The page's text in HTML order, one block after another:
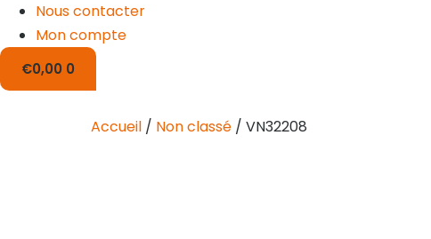
Nous contacter
Mon compte
€0,00 0
Accueil / Non classé / VN32208